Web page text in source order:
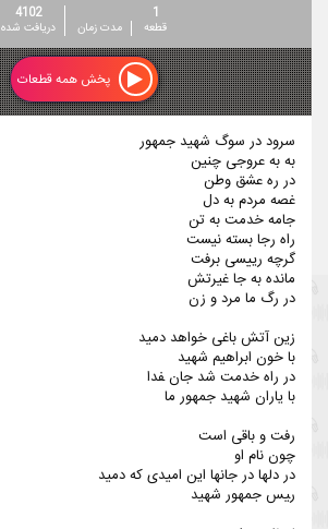
1
قطعه
مدت زمان
4102
دریافت شده
پخش همه قطعات
سرود در سوگ شهید جمهور
ﺑﻪ ﺑﻪ ﻋﺮوﺟﻰ ﭼﻨﻴﻦ
در ره ﻋﺸﻖ وﻃﻦ
ﻏﺼﻪ ﻣﺮدم ﺑﻪ دل
ﺟﺎﻣﻪ ﺧﺪﻣﺖ ﺑﻪ ﺗﻦ
راه رﺟﺎ ﺑﺴﺘﻪ ﻧﻴﺴﺖ
ﮔﺮﭼﻪ رییسی ﺑﺮﻓﺖ
ﻣﺎﻧﺪه ﺑﻪ ﺟﺎ ﻏﻴﺮﺗﺶ
در رگ ﻣﺎ ﻣﺮد و زن
زﻳﻦ آﺗﺶ ﺑﺎﻏﻰ ﺧﻮاﻫﺪ دﻣﻴﺪ
ﺑﺎ ﺧﻮن اﺑﺮاﻫﻴﻢ ﺷﻬﻴﺪ
در راه ﺧﺪﻣﺖ ﺷﺪ ﺟﺎن ﻔﺪا
ﺑﺎ ﻳﺎران ﺷﻬﻴﺪ ﺟﻤﻬﻮر ﻣﺎ
رﻓﺖ و ﺑﺎﻗﻰ اﺳﺖ
ﭼﻮن ﻧﺎم او
در دﻟﻬﺎ در ﺟﺎﻧﻬﺎ اﻳﻦ اﻣﻴﺪی ﻛﻪ دﻣﻴﺪ
رﻴﺲ ﺟﻤﻬﻮر ﺷﻬﻴﺪ